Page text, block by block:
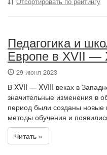
Педагогика и
Европе в XVII —
29 июня 2023
В XVII — XVIII веках в
значительные изменения в
период были созданы
методы обучения и
Читать »